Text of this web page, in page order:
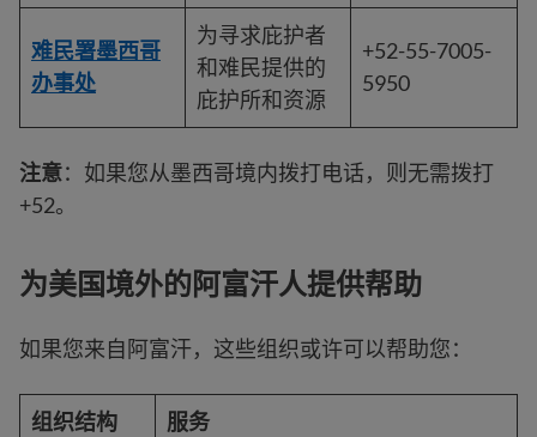
难民署墨西哥
办事处
为寻求庇护者
和难民提供的
庇护所和资源
+52-55-7005-
5950
注意：如果您从墨西哥境内拨打电话，则无需拨打
+52。
为美国境外的阿富汗人提供帮助
如果您来自阿富汗，这些组织或许可以帮助您：
组织结构 服务